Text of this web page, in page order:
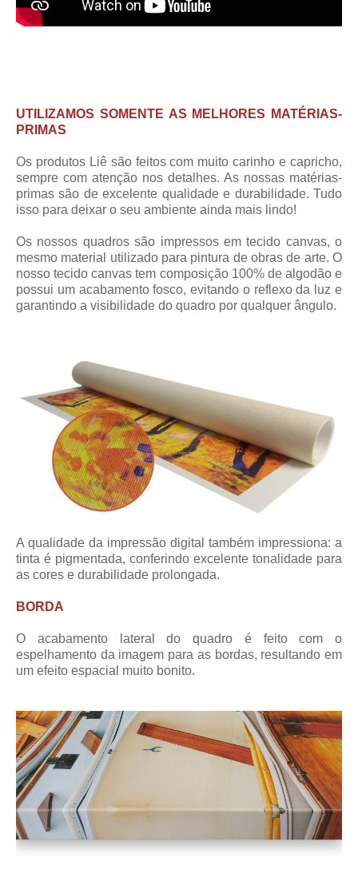
UTILIZAMOS SOMENTE AS MELHORES MATÉRIAS-
PRIMAS
Os produtos Liê são feitos com muito carinho e capricho,
sempre com atenção nos detalhes. As nossas matérias-
primas são de excelente qualidade e durabilidade. Tudo
isso para deixar o seu ambiente ainda mais lindo!
Os nossos quadros são impressos em tecido canvas, o
mesmo material utilizado para pintura de obras de arte. O
nosso tecido canvas tem composição 100% de algodão e
possui um acabamento fosco, evitando o reflexo da luz e
garantindo a visibilidade do quadro por qualquer ângulo.
A qualidade da impressão digital também impressiona: a
tinta é pigmentada, conferindo excelente tonalidade para
as cores e durabilidade prolongada.
BORDA
O acabamento lateral do quadro é feito com o
espelhamento da imagem para as bordas, resultando em
um efeito espacial muito bonito.